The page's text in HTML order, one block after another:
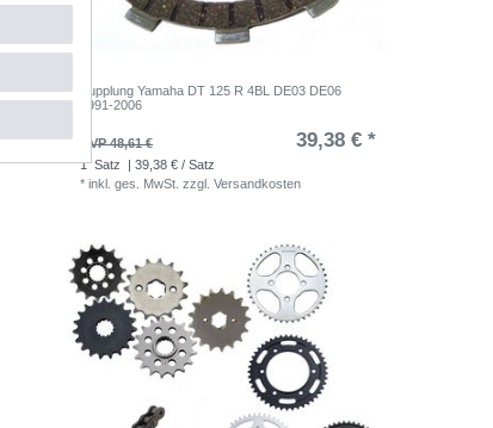
Kupplung Yamaha DT 125 R 4BL DE03 DE06
1991-2006
UVP 48,61 € 39,38 € *
1 Satz
| 39,38 € / Satz
*inkl. ges. MwSt. zzgl.Versandkosten